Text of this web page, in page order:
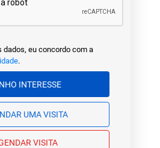
dados, eu concordo com a
.
TENHO INTERESSE
AGENDAR UMA VISITA
VISITA